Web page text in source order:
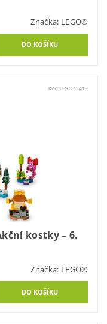
Značka: LEGO®
Kód: LEGO71413
kostky – 6.
Značka: LEGO®